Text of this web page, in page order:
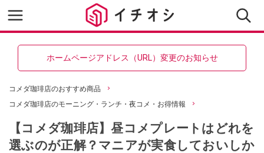
ホームページアドレス（URL）変更のお知らせ
コメダ珈琲店のおすすめ商品
コメダ珈琲店のモーニング・ランチ・夜コメ・お得情報
【コメダ珈琲店】昼コメプレートはどれを
選ぶのが正解？マニアが実食しておいしか